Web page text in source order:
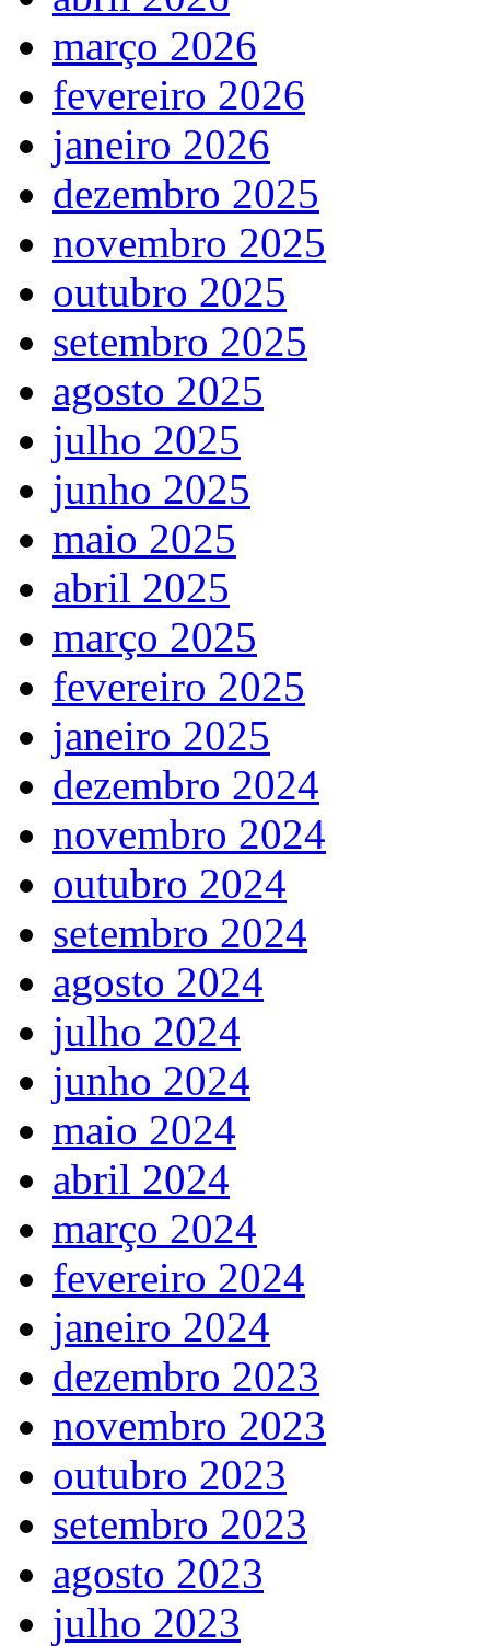
março 2026
fevereiro 2026
janeiro 2026
dezembro 2025
novembro 2025
outubro 2025
setembro 2025
agosto 2025
julho 2025
junho 2025
maio 2025
abril 2025
março 2025
fevereiro 2025
janeiro 2025
dezembro 2024
novembro 2024
outubro 2024
setembro 2024
agosto 2024
julho 2024
junho 2024
maio 2024
abril 2024
março 2024
fevereiro 2024
janeiro 2024
dezembro 2023
novembro 2023
outubro 2023
setembro 2023
agosto 2023
julho 2023